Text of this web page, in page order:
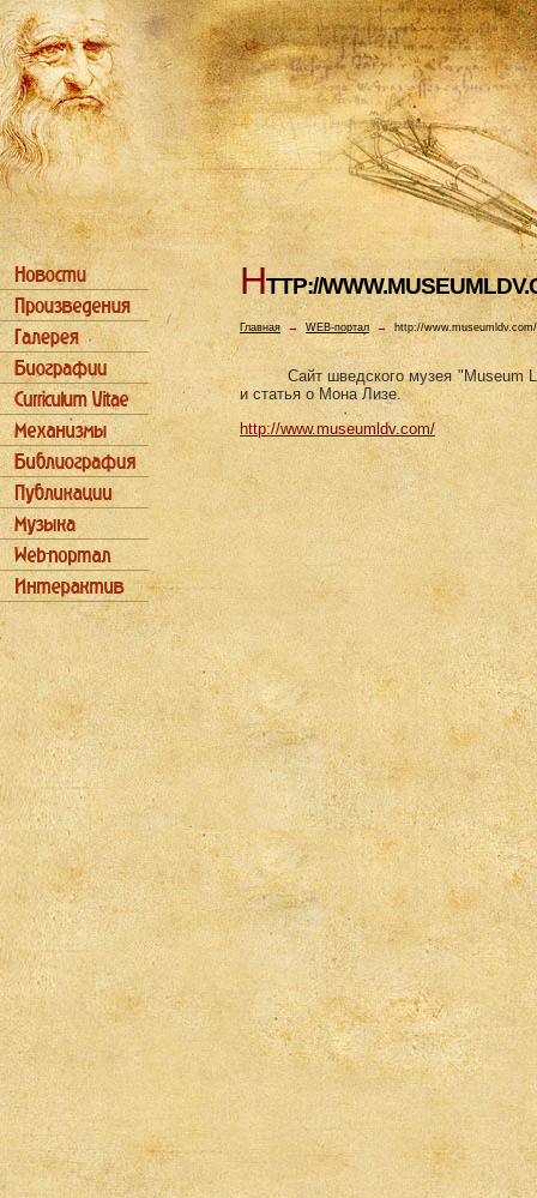
HTTP://
Главная→ WEB-портал → http://www.museumldv.com/
Сайт шведского музея "Museum
и статья о Мона Лизе.
http://www.museumldv.com/